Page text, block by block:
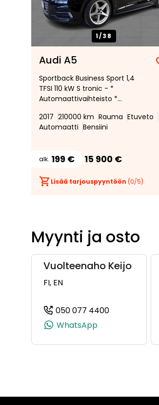
1/38
Audi A5
Sportback Business Sport 1,4
TFSI 110 kW S tronic - *
Automaattivaihteisto *
lisälämmitin * LED-ajovalot *
Pysäköintijärjestelmä *
2017 210000 km Rauma Etuveto
Automaatti Bensiini
alk. 199 € 15 900 €
Lisää tarjouspyyntöön (0/5)
Myynti ja osto
Vuolteenaho Keijo
FI, EN
050 077 4400
WhatsApp